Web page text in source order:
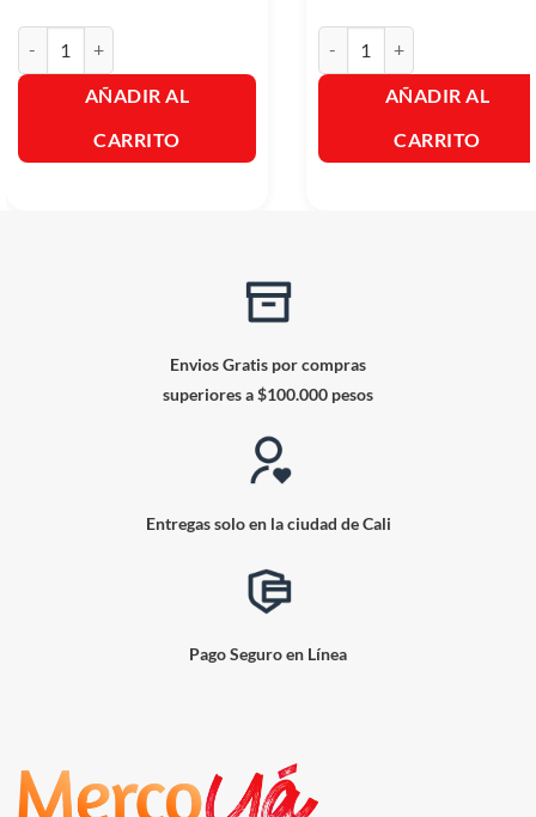
AÑADIR AL
CARRITO
AÑADIR AL
CARRITO
Envios Gratis por compras
superiores a $100.000 pesos
Entregas solo en la ciudad de Cali
Pago Seguro en Línea